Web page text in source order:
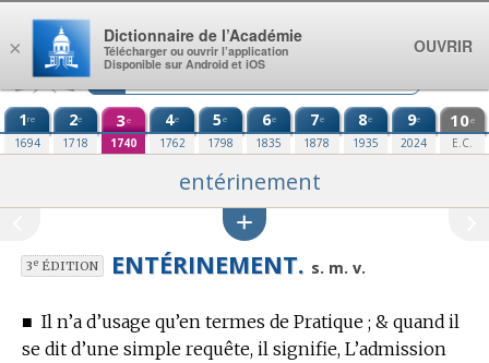
Aller au contenu
1re
1694
2e
1718
3e
1740
4e
1762
5e
1798
6e
1835
7e
1878
8e
1935
9e
2024
10e
E.C.
entérinement
3eÉDITION ENTÉRINEMENT. s. m. v.
■ Il n’a d’usage qu’en termes de Pratique ; & quand il
se dit d’une simple requête, il signifie, L’admission
×
Dictionnaire de l’Académie
Télécharger ou ouvrir l’application
Disponible sur Android et iOS
OUVRIR